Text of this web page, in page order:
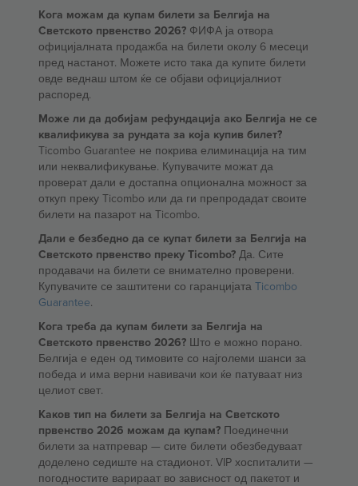
Кога можам да купам билети за Белгија на
Светското првенство 2026? ФИФА ја отвора
официјалната продажба на билети околу 6 месеци
пред настанот. Можете исто така да купите билети
овде веднаш штом ќе се објави официјалниот
распоред.
Може ли да добијам рефундација ако Белгија не се
квалификува за рундата за која купив билет?
Ticombo Guarantee не покрива елиминација на тим
или неквалификување. Купувачите можат да
проверат дали е достапна опционална можност за
откуп преку Ticombo или да ги препродадат своите
билети на пазарот на Ticombo.
Дали е безбедно да се купат билети за Белгија на
Светското првенство преку Ticombo? Да. Сите
продавачи на билети се внимателно проверени.
Купувачите се заштитени со гаранцијата Ticombo
Guarantee.
Кога треба да купам билети за Белгија на
Светското првенство 2026? Што е можно порано.
Белгија е еден од тимовите со најголеми шанси за
победа и има верни навивачи кои ќе патуваат низ
целиот свет.
Каков тип на билети за Белгија на Светското
првенство 2026 можам да купам? Поединечни
билети за натпревар — сите билети обезбедуваат
доделено седиште на стадионот. VIP хоспиталити —
погодностите варираат во зависност од пакетот и